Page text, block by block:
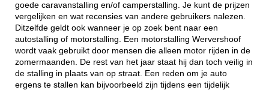
goede caravanstalling en/of camperstalling. Je kunt de prijzen
vergelijken en wat recensies van andere gebruikers nalezen.
Ditzelfde geldt ook wanneer je op zoek bent naar een
autostalling of motorstalling. Een motorstalling Wervershoof
wordt vaak gebruikt door mensen die alleen motor rijden in de
zomermaanden. De rest van het jaar staat hij dan toch veilig in
de stalling in plaats van op straat. Een reden om je auto
ergens te stallen kan bijvoorbeeld zijn tijdens een tijdelijk